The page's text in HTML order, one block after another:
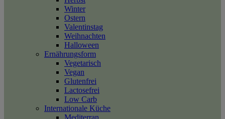
Winter
Ostern
Valentinstag
Weihnachten
Halloween
Ernährungsform
Vegetarisch
Vegan
Glutenfrei
Lactosefrei
Low Carb
Internationale Küche
Mediterran